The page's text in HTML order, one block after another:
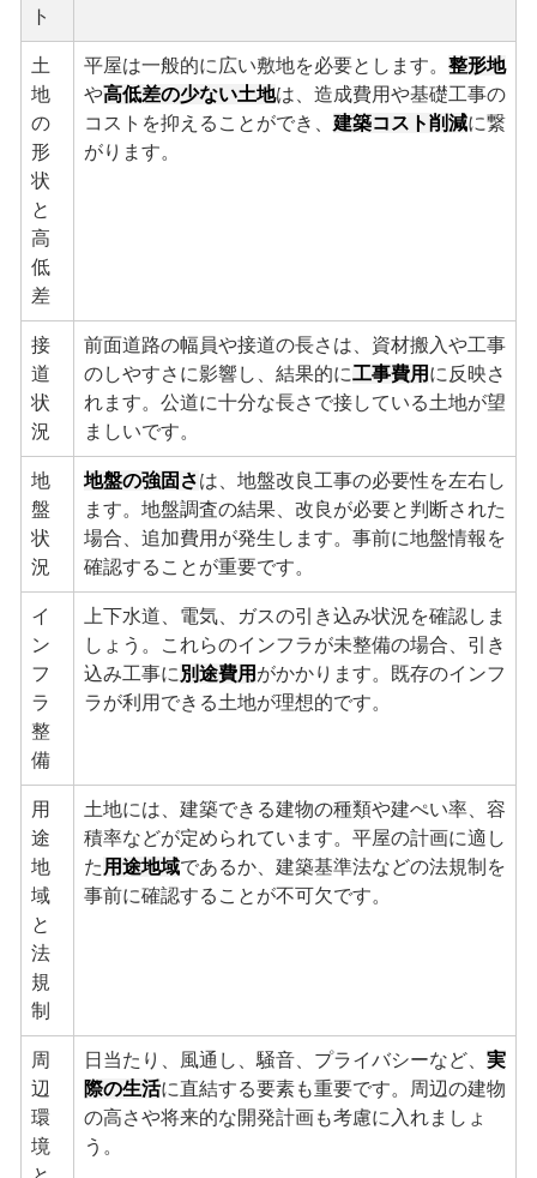
ト
土
地
の
形
状
と
高
低
差
平屋は一般的に広い敷地を必要とします。 整形地
や高低差の少ない土地は、造成費用や基礎工事の
コストを抑えることができ、 建築コスト削減に繋
がります。
接
道
状
況
前面道路の幅員や接道の長さは、資材搬入や工事
のしやすさに影響し、結果的に工事費用 に反映さ
れます。公道に十分な長さで接している土地が望
ましいです。
地
盤
状
況
地盤の強固さは、地盤改良工事の必要性を左右し
ます。地盤調査の結果、改良が必要と判断された
場合、追加費用が発生します。事前に地盤情報を
確認することが重要です。
イ
ン
フ
ラ
整
備
上下水道、電気、ガスの引き込み状況を確認しま
しょう。これらのインフラが未整備の場合、引き
込み工事に 別途費用 がかかります。既存のインフ
ラが利用できる土地が理想的です。
用
途
地
域
と
法
規
制
土地には、建築できる建物の種類や建ぺい率、容
積率などが定められています。平屋の計画に適し
た 用途地域であるか、建築基準法などの法規制を
事前に確認することが不可欠です。
周
辺
環
境
日当たり、風通し、騒音、プライバシーなど、 実
際の生活に直結する要素も重要です。周辺の建物
の高さや将来的な開発計画も考慮に入れましょ
う。